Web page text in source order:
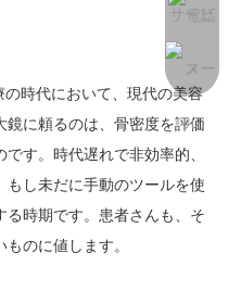
時代において、現代の美容
に頼るのは、骨密度を評価
す。時代遅れで非効率的、
し未だに手動のツールを使
時期です。患者さんも、そ
のに値します。